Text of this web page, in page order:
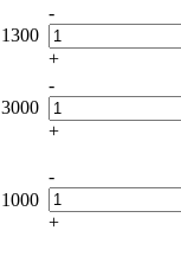
1300
-
+
3000
-
+
1000
-
+